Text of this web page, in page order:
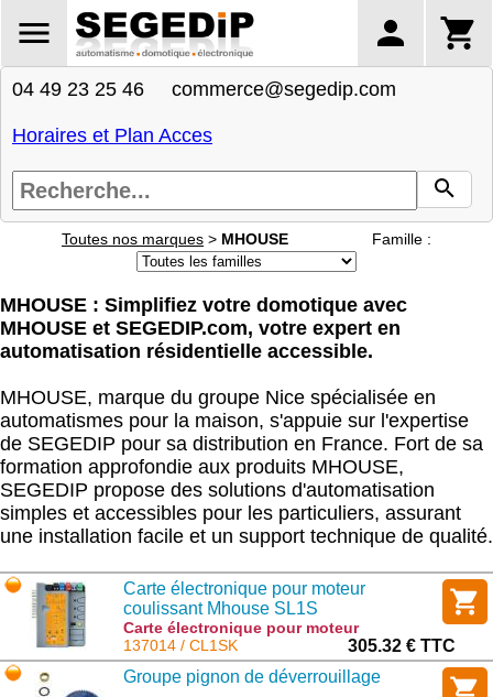
04 49 23 25 46 commerce@segedip.com
Horaires et Plan Acces
Toutes nos marques > MHOUSE Famille :
MHOUSE : Simplifiez votre domotique avec
MHOUSE et SEGEDIP.com, votre expert en
automatisation résidentielle accessible.
MHOUSE, marque du groupe Nice spécialisée en
automatismes pour la maison, s'appuie sur l'expertise
de SEGEDIP pour sa distribution en France. Fort de sa
formation approfondie aux produits MHOUSE,
SEGEDIP propose des solutions d'automatisation
simples et accessibles pour les particuliers, assurant
une installation facile et un support technique de qualité.
Carte électronique pour moteur
coulissant Mhouse SL1S
Carte électronique pour moteur
coulissant Mhouse SL1S : CL1SK
137014 / CL1SK
305.32 € TTC
Groupe pignon de déverrouillage